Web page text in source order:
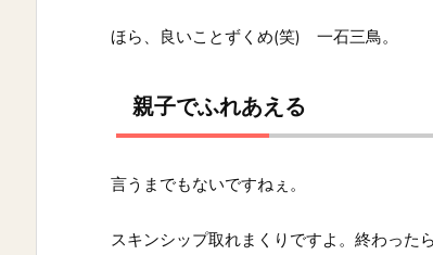
ほら、良いことずくめ(笑) 一石三鳥。
親子でふれあえる
言うまでもないですねぇ。
スキンシップ取れまくりですよ。終わった